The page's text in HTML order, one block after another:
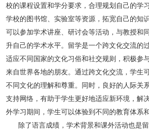
校的课程设置和学分要求，合理规划自己的学
学校的图书馆、实验室等资源，拓宽自己的知
可以参加学术讲座、研讨会等活动，与教授和
升自己的学术水平。留学是一个跨文化交流的
适应不同国家的文化习俗和社交规则，积极参
来自世界各地的朋友。通过跨文化交流，学生
不同文化的理解和尊重。同时，良好的人际关
支持网络，有助于学生更好地适应新环境，解
外学习期间，学生可以体验到不同的教育体系
除了语言成绩，学术背景和课外活动也是